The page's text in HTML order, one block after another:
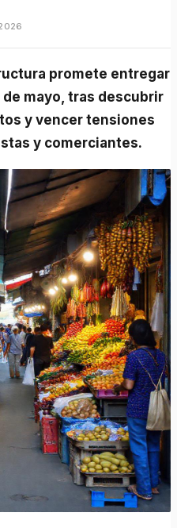
mayo, tras descubrir
y vencer tensiones
y comerciantes.